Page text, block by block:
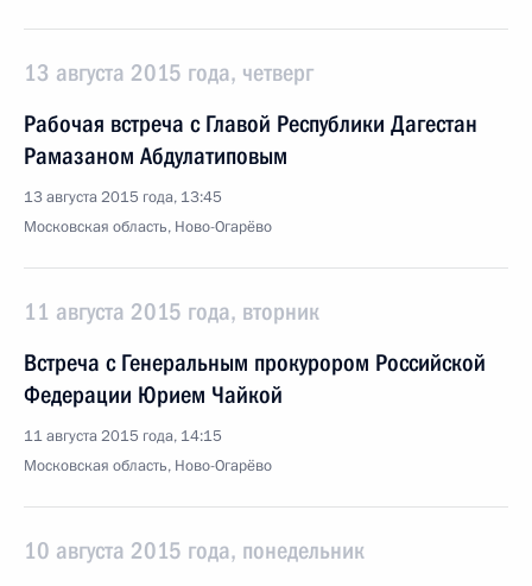
13 августа 2015 года, четверг
Рабочая встреча с Главой Республики Дагестан
Рамазаном Абдулатиповым
13 августа 2015 года, 13:45
Московская область, Ново-Огарёво
11 августа 2015 года, вторник
Встреча с Генеральным прокурором Российской
Федерации Юрием Чайкой
11 августа 2015 года, 14:15
Московская область, Ново-Огарёво
10 августа 2015 года, понедельник